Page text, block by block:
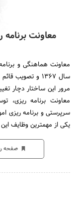
معاونت
معاونت هماهنگی و
سال 1367 و
مرور این ساختار دچار
معاونت برنامه ریزی،
سرپرستی و برنامه ریزی
یکی از مهمترین وظایف
صفحه